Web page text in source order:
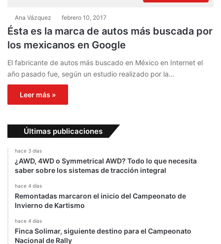
Ana Vázquez febrero 10, 2017
Ésta es la marca de autos más buscada por
los mexicanos en Google
El fabricante de autos más buscado en México en Internet el
año pasado fue, según un estudio realizado por la…
Leer más »
Últimas publicaciones
hace 3 días
¿AWD, 4WD o Symmetrical AWD? Todo lo que necesita
saber sobre los sistemas de tracción integral
hace 4 días
Remontadas marcaron el inicio del Campeonato de
Invierno de Kartismo
hace 4 días
Finca Solimar, siguiente destino para el Campeonato
Nacional de Rally